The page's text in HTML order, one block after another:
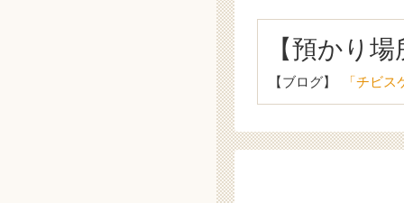
【預かり
【ブログ】 「チビ